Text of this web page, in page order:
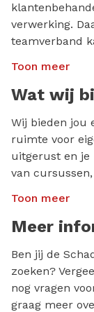
verwerking.
teamverband
mondeling en
cijfermatig
Een
Minimaal 2-
Calculator;
Ervaring
Ervaring
Delta/W.
Toon meer
Wat wij
Wij bieden jou
ruimte voor
uitgerust en je
van
afhankelijk
Werken in
Toon meer
Meer
Ben jij de
zoeken?
nog vragen
graag meer